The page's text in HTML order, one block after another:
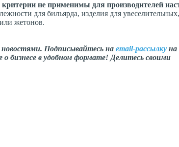
критерии не применимы для производителей
для бильярда, изделия для
жетонов.
новостями. Подписывайтесь на email-рассылку на
бизнесе в удобном формате! Делитесь своими